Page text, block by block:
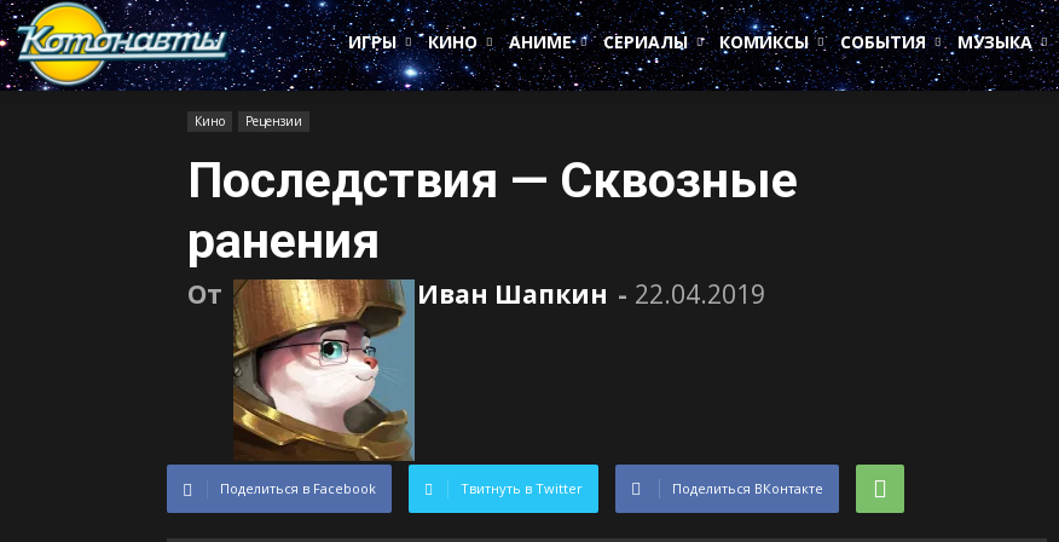
Котонавты
ИГРЫ
КИНО АНИМЕ СЕРИАЛЫ КОМИКСЫ СОБЫТИЯ МУЗЫКА
Кино Рецензии
Последствия — Сквозные
ранения
От Иван Шапкин - 22.04.2019
Поделиться в Facebook Твитнуть в Twitter Поделиться ВКонтакте